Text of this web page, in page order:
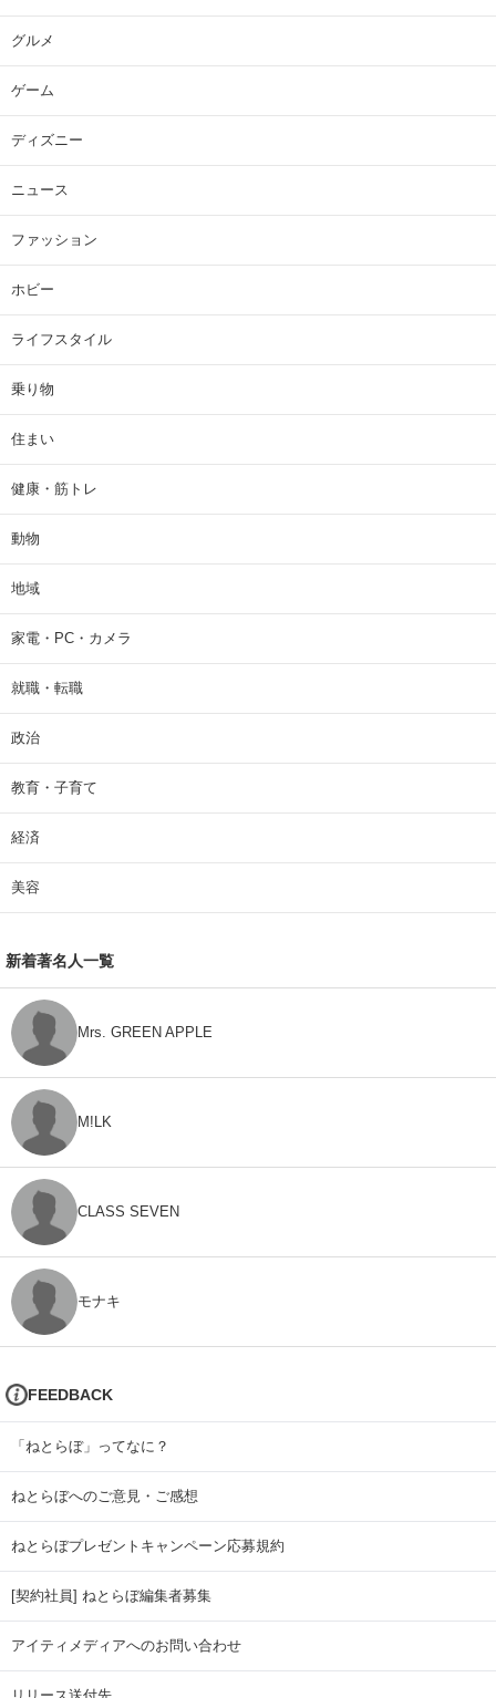
グルメ
ゲーム
ディズニー
ニュース
ファッション
ホビー
ライフスタイル
乗り物
住まい
健康・筋トレ
動物
地域
家電・PC・カメラ
就職・転職
政治
教育・子育て
経済
美容
新着著名人一覧
Mrs. GREEN APPLE
M!LK
CLASS SEVEN
モナキ
FEEDBACK
「ねとらぼ」ってなに？
ねとらぼへのご意見・ご感想
ねとらぼプレゼントキャンペーン応募規約
[契約社員] ねとらぼ編集者募集
アイティメディアへのお問い合わせ